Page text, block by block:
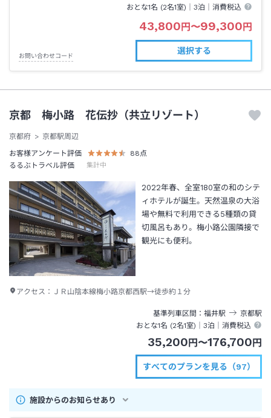
おとな1名 (2名1室)｜ 3泊 ｜消費税込
43,800円〜99,300円
お問い合わせコード
選択する
京都 梅小路 花伝抄（共立リゾート）
京都府
京都駅周辺
お客様アンケート評価
88点
るるぶトラベル評価
集計中
2022年春、全室180室の和のシテ
ィホテルが誕生。天然温泉の大浴
場や無料で利用できる5種類の貸
切風呂もあり。梅小路公園隣接で
観光にも便利。
アクセス： ＪＲ山陰本線梅小路京都西駅→徒歩約１分
基準列車区間 福井駅 京都駅
おとな1名 (2名1室)｜ 3泊 ｜消費税込
35,200円〜176,700円
すべてのプランを見る（97）
施設からのお知らせあり